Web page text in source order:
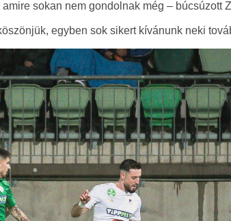
sokan nem gondolnak még – búcsúzott
egyben sok sikert kívánunk neki